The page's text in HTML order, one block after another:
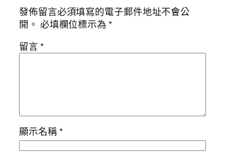
發佈留言必須填寫的電子郵件地址不會公
開。 必填欄位標示為*
留言*
顯示名稱*